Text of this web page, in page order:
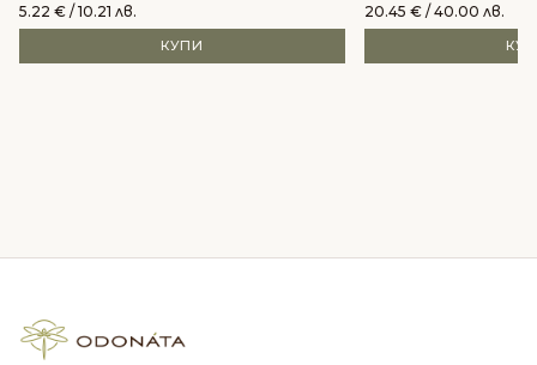
5.22 € / 10.21 лв.
КУПИ
20.45 € / 40.00 лв.